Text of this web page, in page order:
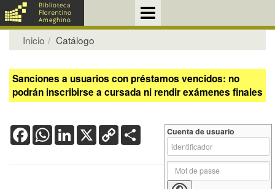
Inicio Catálogo
Sanciones a usuarios con préstamos vencidos: no
podrán inscribirse a cursada ni rendir exámenes finales
FacebookWhatsApp
LinkedIn
X Copy
Link
Cuenta de usuario